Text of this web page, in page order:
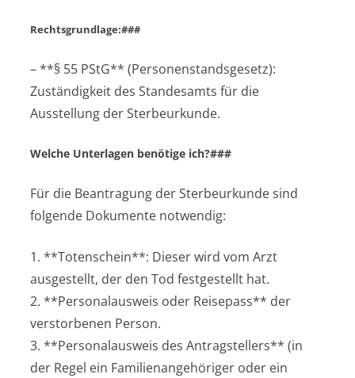
Rechtsgrundlage:###
– **§ 55 PStG** (Personenstandsgesetz):
Zuständigkeit des Standesamts für die
Ausstellung der Sterbeurkunde.
Welche Unterlagen benötige ich?###
Für die Beantragung der Sterbeurkunde sind
folgende Dokumente notwendig:
1. **Totenschein**: Dieser wird vom Arzt
ausgestellt, der den Tod festgestellt hat.
2. **Personalausweis oder Reisepass** der
verstorbenen Person.
3. **Personalausweis des Antragstellers** (in
der Regel ein Familienangehöriger oder ein